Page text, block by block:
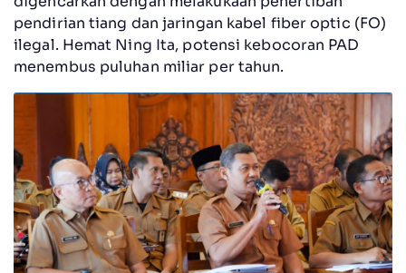
pendirian tiang dan jaringan kabel fiber optic (FO)
ilegal. Hemat Ning Ita, potensi kebocoran PAD
menembus puluhan miliar per tahun.